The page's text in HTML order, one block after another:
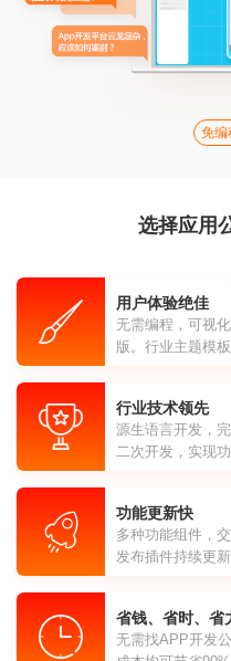
免编
选择应用
用户体验绝佳
无需编程，可视
版。行业主题模
行业技术领先
源生语言开发，
二次开发，实现
功能更新快
多种功能组件，
发布插件持续更
省钱、省时、省
无需找APP开发